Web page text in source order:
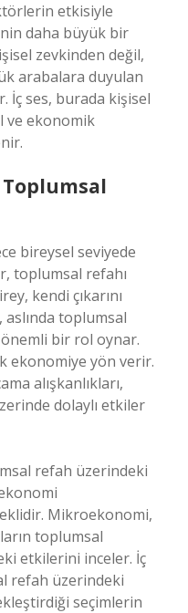
etkisiyle
daha büyük bir
zevkinden değil,
arabalara duyulan
İç ses, burada kişisel
ve ekonomik
bireysel seviyede
toplumsal refahı
kendi çıkarını
aslında toplumsal
önemli bir rol oynar.
ekonomiye yön verir.
alışkanlıkları,
dolaylı etkiler
refah üzerindeki
Mikroekonomi,
toplumsal
etkilerini inceler. İç
refah üzerindeki
seçimlerin